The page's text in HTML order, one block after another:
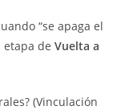
“se apaga el
etapa deVuelta a
(Vinculación